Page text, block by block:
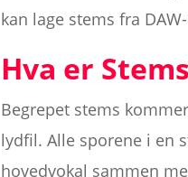
kan lage stems fra
Hva er
Begrepet stems
lydfil. Alle sporene i en
hovedvokal sammen